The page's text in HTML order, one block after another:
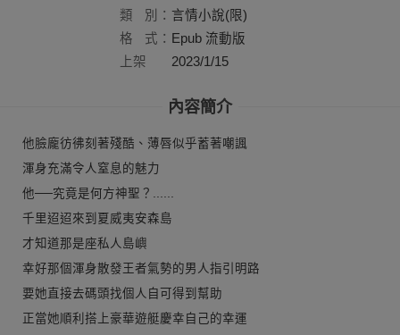
社：
類
別： 言情小說(限)
格
式： Epub 流動版
上架
2023/1/15
內容簡介
他臉龐彷彿刻著殘酷、薄唇似乎蓄著嘲諷
渾身充滿令人窒息的魅力
他──究竟是何方神聖？......
千里迢迢來到夏威夷安森島
才知道那是座私人島嶼
幸好那個渾身散發王者氣勢的男人指引明路
要她直接去碼頭找個人自可得到幫助
正當她順利搭上豪華遊艇慶幸自己的幸運